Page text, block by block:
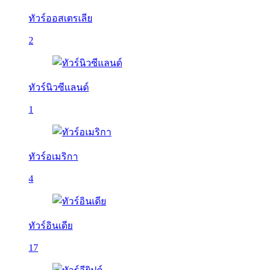
ทัวร์ออสเตรเลีย
2
ทัวร์นิวซีแลนด์
1
ทัวร์อเมริกา
4
ทัวร์อินเดีย
17